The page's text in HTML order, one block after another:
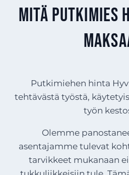
mitä putkimies
Putkimiehen hinta
tehtävästä työstä,
työn
Olemme
asentajamme tulevat
tarvikkeet mukanaan